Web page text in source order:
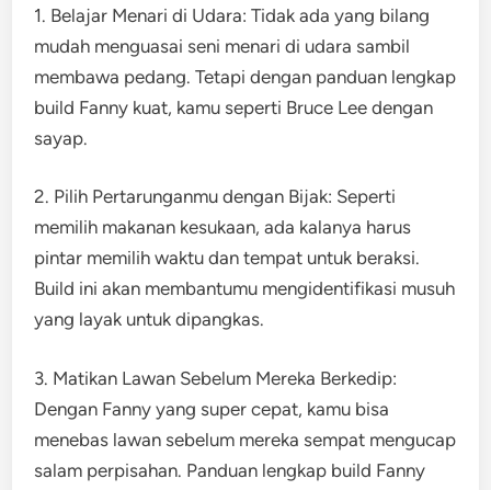
1. Belajar Menari di Udara: Tidak ada yang bilang
mudah menguasai seni menari di udara sambil
membawa pedang. Tetapi dengan panduan lengkap
build Fanny kuat, kamu seperti Bruce Lee dengan
sayap.
2. Pilih Pertarunganmu dengan Bijak: Seperti
memilih makanan kesukaan, ada kalanya harus
pintar memilih waktu dan tempat untuk beraksi.
Build ini akan membantumu mengidentifikasi musuh
yang layak untuk dipangkas.
3. Matikan Lawan Sebelum Mereka Berkedip:
Dengan Fanny yang super cepat, kamu bisa
menebas lawan sebelum mereka sempat mengucap
salam perpisahan. Panduan lengkap build Fanny